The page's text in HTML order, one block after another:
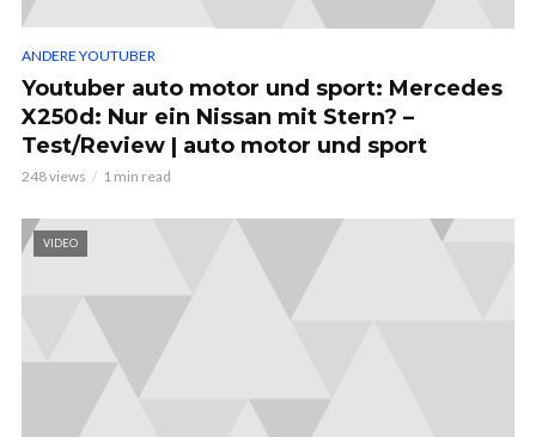
ANDERE YOUTUBER
Youtuber auto motor und sport: Mercedes
X250d: Nur ein Nissan mit Stern? –
Test/Review | auto motor und sport
248 views 1 min read
VIDEO